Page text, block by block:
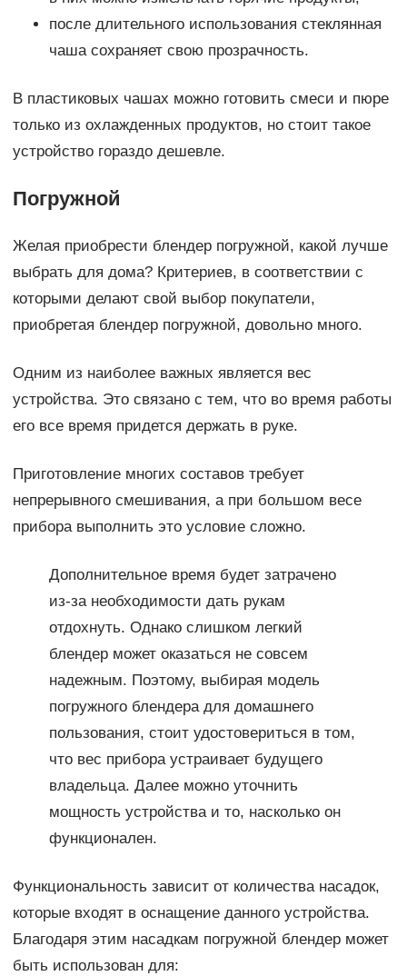
после длительного использования стеклянная
чаша сохраняет свою прозрачность.
В пластиковых чашах можно готовить смеси и пюре
только из охлажденных продуктов, но стоит такое
устройство гораздо дешевле.
Погружной
Желая приобрести блендер погружной, какой лучше
выбрать для дома? Критериев, в соответствии с
которыми делают свой выбор покупатели,
приобретая блендер погружной, довольно много.
Одним из наиболее важных является вес
устройства. Это связано с тем, что во время работы
его все время придется держать в руке.
Приготовление многих составов требует
непрерывного смешивания, а при большом весе
прибора выполнить это условие сложно.
Дополнительное время будет затрачено
из-за необходимости дать рукам
отдохнуть. Однако слишком легкий
блендер может оказаться не совсем
надежным. Поэтому, выбирая модель
погружного блендера для домашнего
пользования, стоит удостовериться в том,
что вес прибора устраивает будущего
владельца. Далее можно уточнить
мощность устройства и то, насколько он
функционален.
Функциональность зависит от количества насадок,
которые входят в оснащение данного устройства.
Благодаря этим насадкам погружной блендер может
быть использован для: